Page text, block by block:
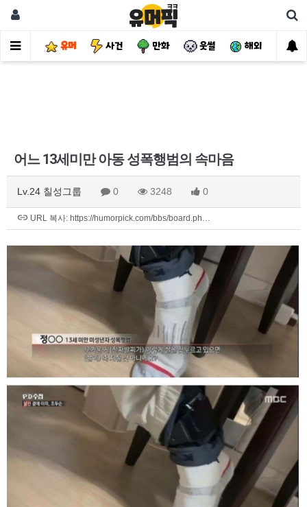
유머 사건 만화 웃썰 해외 핫
어느 13세미만 아동 성폭행범의 속마음
Lv.24 칠성그룹 0 3248 0
URL 복사: https://humorpick.com/bbs/board.ph…